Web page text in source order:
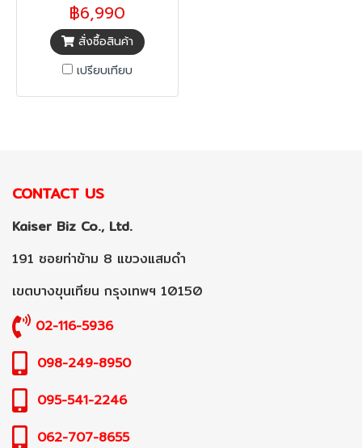
฿6,990
สั่งซื้อสินค้า
เปรียบเทียบ
CONTACT US
Kaiser Biz Co., Ltd.
191 ซอยท่าข้าม 8 แขวงแสมดำ
เขตบางขุนเทียน กรุงเทพฯ 10150
02-116-5936
098-249-8950
095-541-2246
062-707-8655